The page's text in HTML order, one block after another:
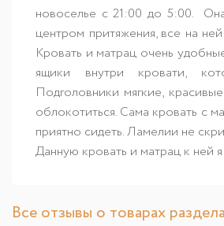
новоселье с 21:00 до 5:00.
центром притяжения, все на
Кровать и матрац очень
ящики внутри кровати,
Подголовники мягкие,
облокотиться. Сама кровать с
приятно сидеть. Ламелии не
Данную кровать и матрац к ней
Все отзывы о товарах